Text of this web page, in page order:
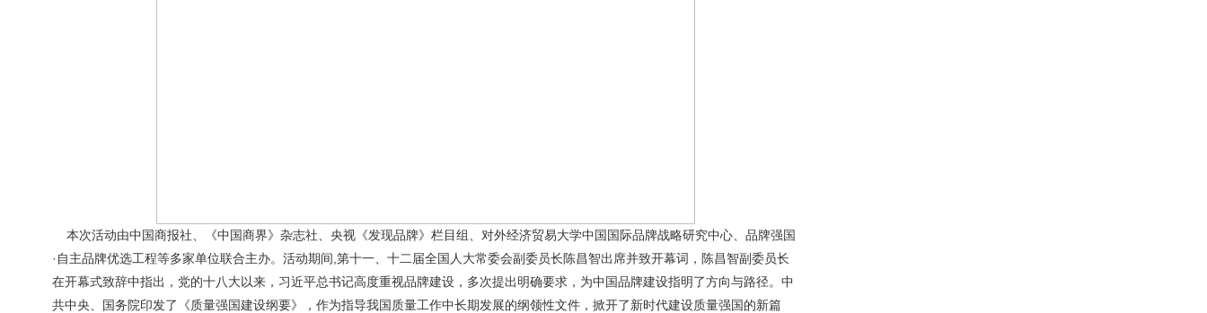
本次活动由中国商报社、《中国商界》杂志社、央视《发现品牌》栏目组、对外经济贸易大学中国国际品牌战略研究中心、品牌强国
·自主品牌优选工程等多家单位联合主办。活动期间,第十一、十二届全国人大常委会副委员长陈昌智出席并致开幕词，陈昌智副委员长
在开幕式致辞中指出，党的十八大以来，习近平总书记高度重视品牌建设，多次提出明确要求，为中国品牌建设指明了方向与路径。中
共中央、国务院印发了《质量强国建设纲要》，作为指导我国质量工作中长期发展的纲领性文件，掀开了新时代建设质量强国的新篇